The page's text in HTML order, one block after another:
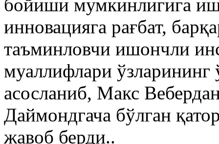
бойиши мумкинлигига
инновацияга рағбат,
таъминловчи ишончли
муаллифлари ўзларининг
асосланиб, Макс
Даймондгача бўлган
жавоб берди..